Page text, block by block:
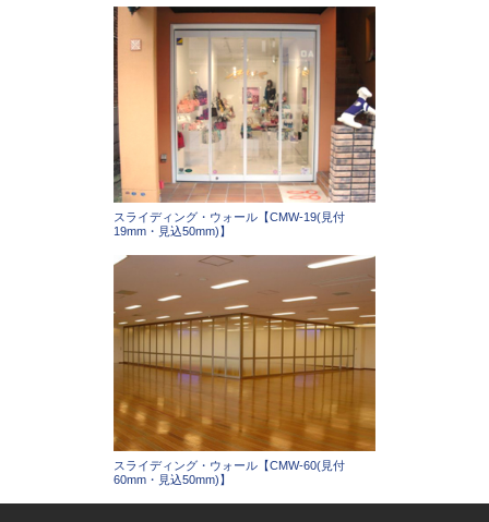
スライディング・ウォール【CMW-19(見付
19mm・見込50mm)】
スライディング・ウォール【CMW-60(見付
60mm・見込50mm)】